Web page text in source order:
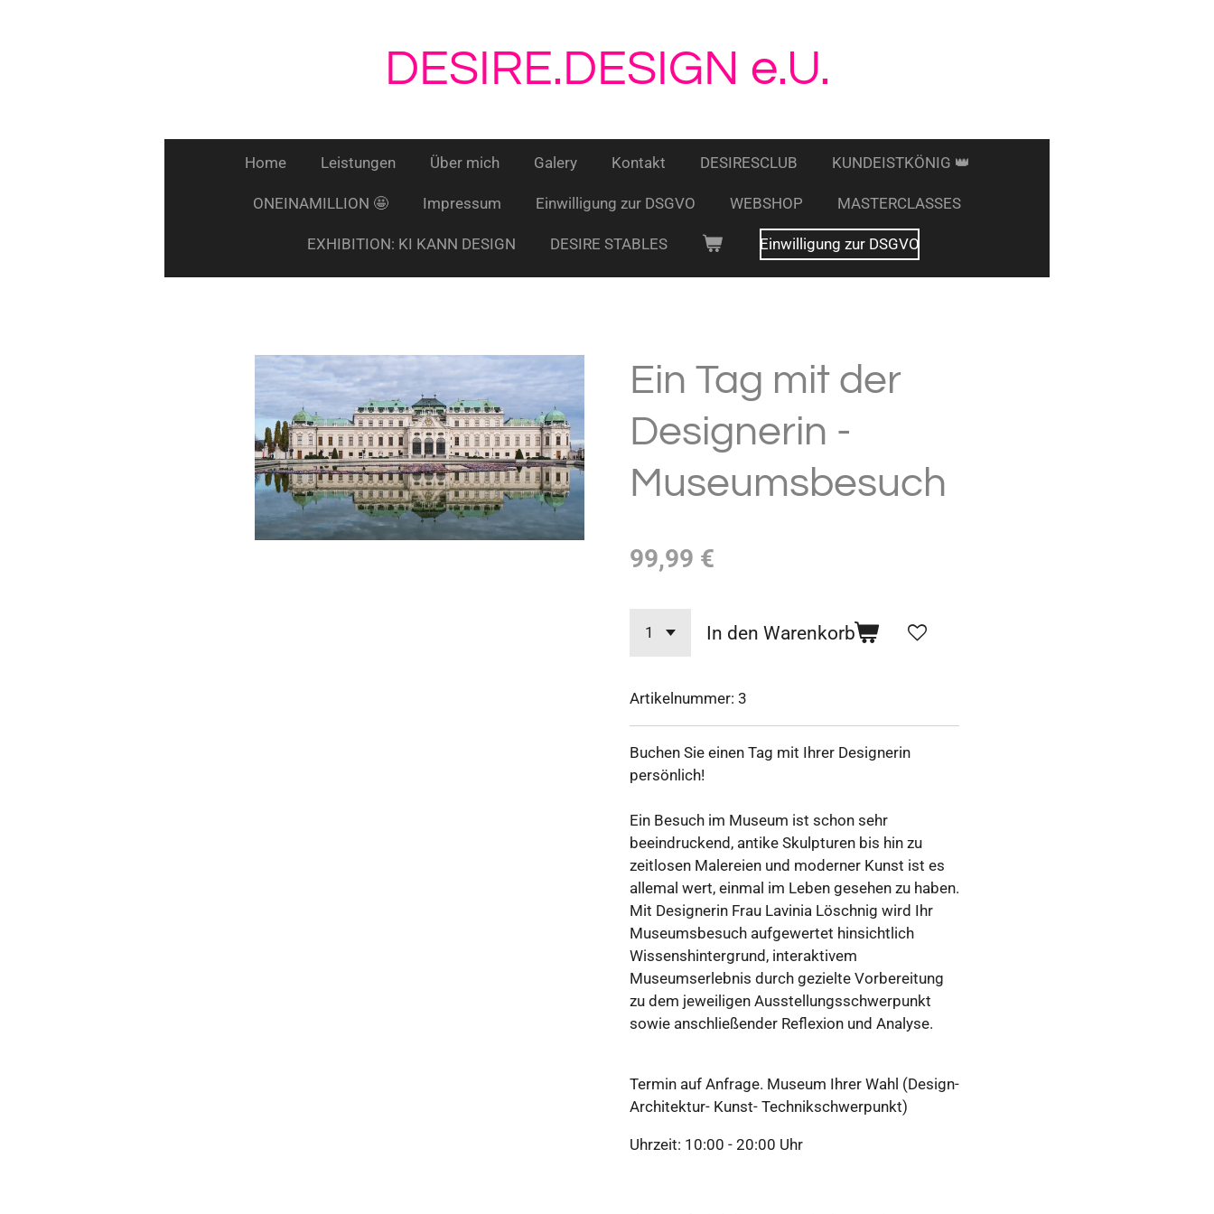
DESIRE.DESIGN e.U.
Home Leistungen Über mich Galery Kontakt DESIRESCLUB KUNDEISTKÖNIG 👑
ONEINAMILLION 🤩 Impressum Einwilligung zur DSGVO WEBSHOP MASTERCLASSES
EXHIBITION: KI KANN DESIGN DESIRE STABLES Einwilligung zur DSGVO
Ein Tag mit der
Designerin -
Museumsbesuch
99,99 €
In den Warenkorb
Artikelnummer: 3
Buchen Sie einen Tag mit Ihrer Designerin
persönlich!
Ein Besuch im Museum ist schon sehr
beeindruckend, antike Skulpturen bis hin zu
zeitlosen Malereien und moderner Kunst ist es
allemal wert, einmal im Leben gesehen zu haben.
Mit Designerin Frau Lavinia Löschnig wird Ihr
Museumsbesuch aufgewertet hinsichtlich
Wissenshintergrund, interaktivem
Museumserlebnis durch gezielte Vorbereitung
zu dem jeweiligen Ausstellungsschwerpunkt
sowie anschließender Reflexion und Analyse.
Termin auf Anfrage. Museum Ihrer Wahl (Design-
Architektur- Kunst- Technikschwerpunkt)
Uhrzeit: 10:00 - 20:00 Uhr